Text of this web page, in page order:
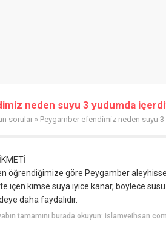
neden suyu 3 yudumda
sorular » Peygamber efendimiz neden suyu
öğrendiğimize göre Peygamber
içen kimse suya iyice kanar, böylece
daha faydalıdır.
tamamını burada okuyun: islamveihsan.com